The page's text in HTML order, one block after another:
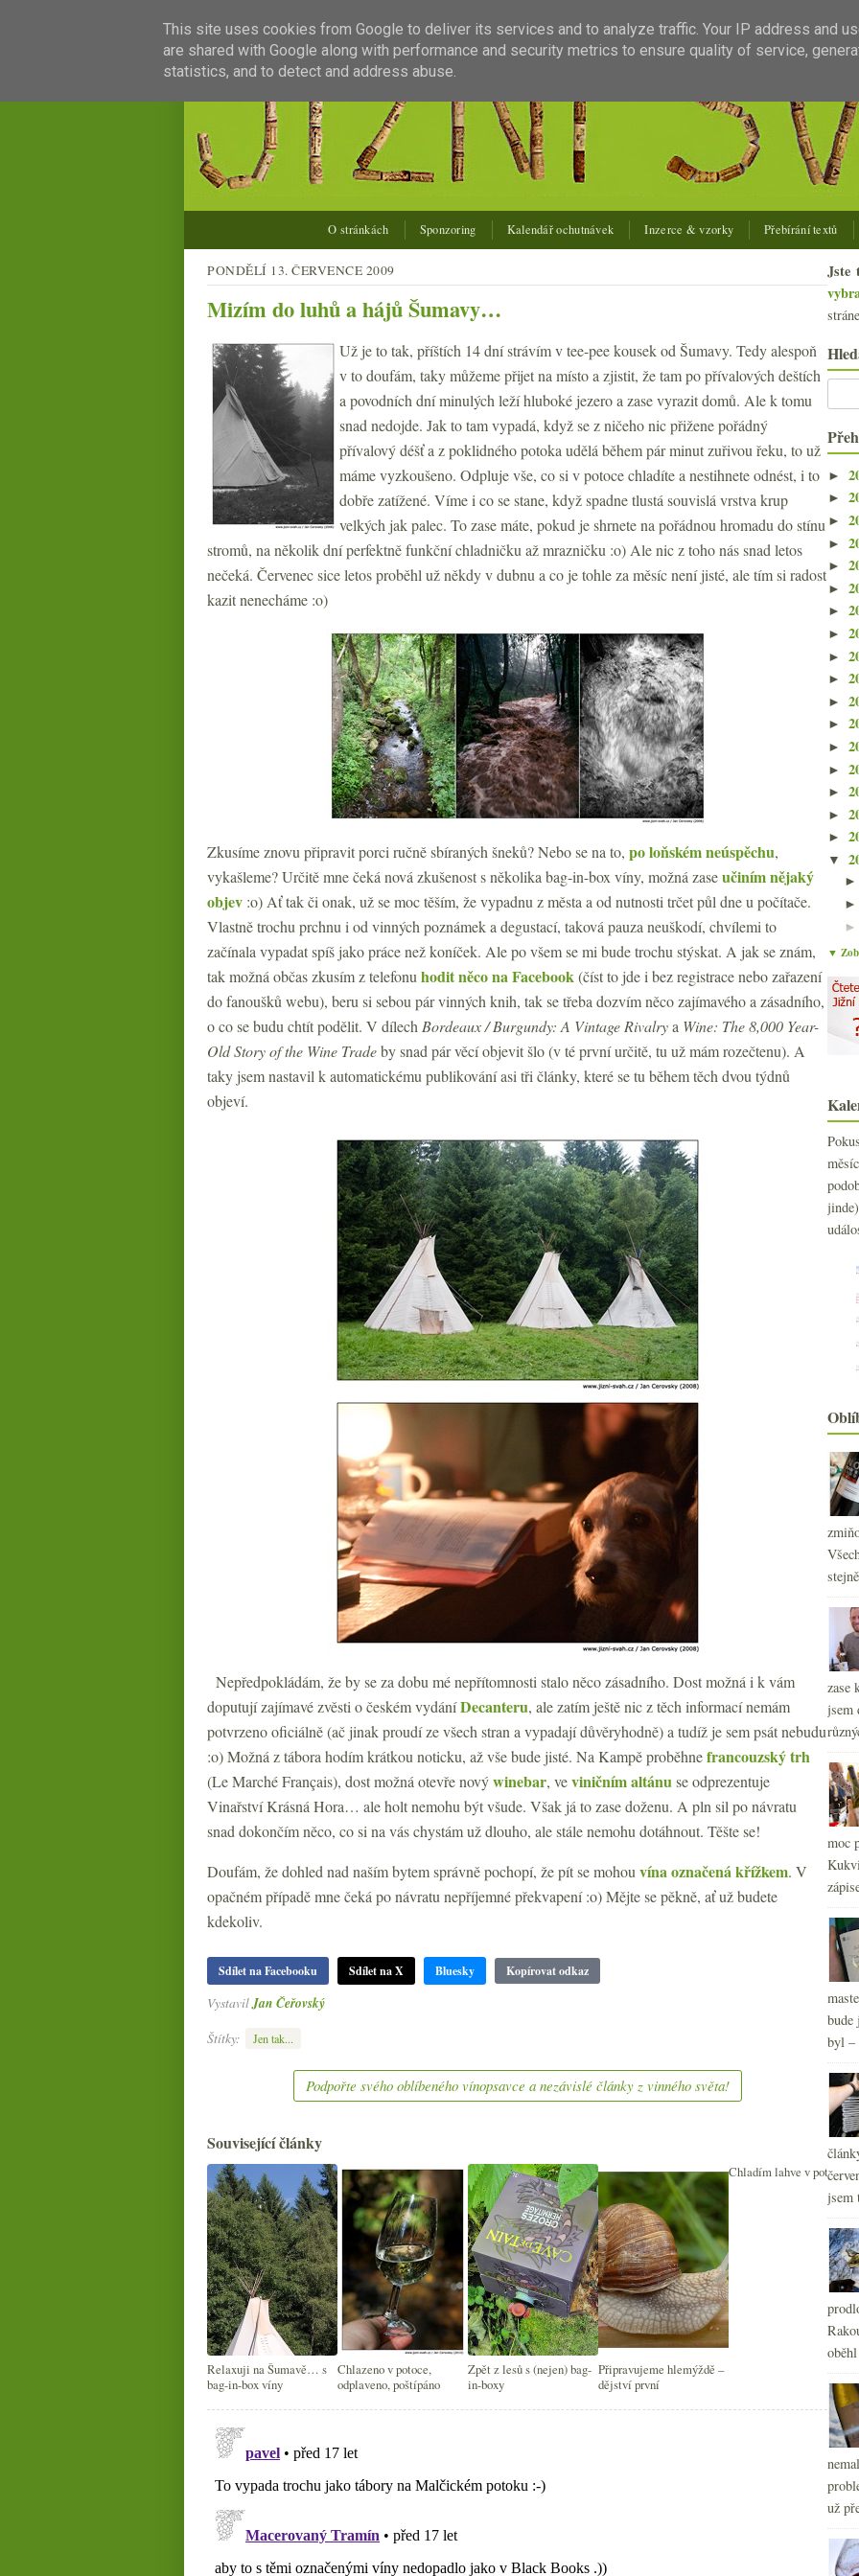
O stránkách Sponzoring Kalendář ochutnávek Inzerce & vzorky Přebírání textů
PONDĚLÍ 13. ČERVENCE 2009
Mizím do luhů a hájů Šumavy…
Už je to tak, příštích 14 dní strávím v tee-pee kousek od Šumavy. Tedy alespoň
v to doufám, taky můžeme přijet na místo a zjistit, že tam po přívalových deštích
a povodních dní minulých leží hluboké jezero a zase vyrazit domů. Ale k tomu
snad nedojde. Jak to tam vypadá, když se z ničeho nic přižene pořádný
přívalový déšť a z poklidného potoka udělá během pár minut zuřivou řeku, to už
máme vyzkoušeno. Odpluje vše, co si v potoce chladíte a nestihnete odnést, i to
dobře zatížené. Víme i co se stane, když spadne tlustá souvislá vrstva krup
velkých jak palec. To zase máte, pokud je shrnete na pořádnou hromadu do stínu
stromů, na několik dní perfektně funkční chladničku až mrazničku :o) Ale nic z toho nás snad letos
nečeká. Červenec sice letos proběhl už někdy v dubnu a co je tohle za měsíc není jisté, ale tím si radost
kazit nenecháme :o)
Zkusíme znovu připravit porci ručně sbíraných šneků? Nebo se na to, po loňském neúspěchu,
vykašleme? Určitě mne čeká nová zkušenost s několika bag-in-box víny, možná zaseučiním nějaký
objev :o) Ať tak či onak, už se moc těším, že vypadnu z města a od nutnosti trčet půl dne u počítače.
Vlastně trochu prchnu i od vinných poznámek a degustací, taková pauza neuškodí, chvílemi to
začínala vypadat spíš jako práce než koníček. Ale po všem se mi bude trochu stýskat. A jak se znám,
tak možná občas zkusím z telefonu hodit něco na Facebook(číst to jde i bez registrace nebo zařazení
do fanoušků webu), beru si sebou pár vinných knih, tak se třeba dozvím něco zajímavého a zásadního,
o co se budu chtít podělit. V dílech Bordeaux / Burgundy: A Vintage Rivalrya Wine: The 8,000 Year-
Old Story of the Wine Tradeby snad pár věcí objevit šlo (v té první určitě, tu už mám rozečtenu). A
taky jsem nastavil k automatickému publikování asi tři články, které se tu během těch dvou týdnů
objeví.
Nepředpokládám, že by se za dobu mé nepřítomnosti stalo něco zásadního. Dost možná i k vám
doputují zajímavé zvěsti o českém vydáníDecanteru, ale zatím ještě nic z těch informací nemám
potvrzeno oficiálně (ač jinak proudí ze všech stran a vypadají důvěryhodně) a tudíž je sem psát nebudu
:o) Možná z tábora hodím krátkou noticku, až vše bude jisté. Na Kampě proběhnefrancouzský trh
(Le Marché Français), dost možná otevře novýwinebar, veviničním altánuse odprezentuje
Vinařství Krásná Hora… ale holt nemohu být všude. Však já to zase doženu. A pln sil po návratu
snad dokončím něco, co si na vás chystám už dlouho, ale stále nemohu dotáhnout. Těšte se!
Doufám, že dohled nad naším bytem správně pochopí, že pít se mohou vína označená křížkem. V
opačném případě mne čeká po návratu nepříjemné překvapení :o) Mějte se pěkně, ať už budete
kdekoliv.
Sdílet na Facebooku Sdílet na X Bluesky Kopírovat odkaz
VystavilJan Čeřovský
Štítky:
Jen tak...
Podpořte svého oblíbeného vínopsavce a nezávislé články z vinného světa!
Související články
Relaxuji na Šumavě… s
bag-in-box víny
Chlazeno v potoce,
odplaveno, poštípáno
Zpět z lesů s (nejen) bag-
in-boxy
Připravujeme hlemýždě –
dějství první
Chladím lahve v potoce
Jste
►
►
►
►
►
►
►
►
►
►
►
►
►
►
►
►
►
▼
►
►
▼
zase
jsem
moc
bude
byl –
jsem
už
This site uses cookies from Google to deliver its services and to analyze traffic. Your IP address and
are shared with Google along with performance and security metrics to ensure quality of service,
statistics, and to detect and address abuse.